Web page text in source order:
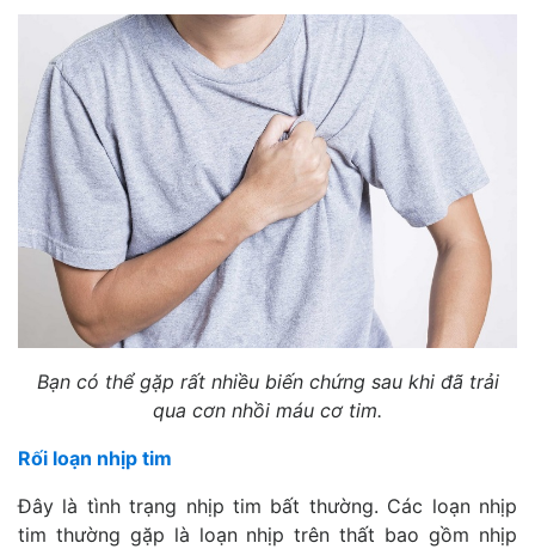
Bạn có thể gặp rất nhiều biến chứng sau khi đã trải
qua cơn nhồi máu cơ tim.
Rối loạn nhịp tim
Đây là tình trạng nhịp tim bất thường. Các loạn nhịp
tim thường gặp là loạn nhịp trên thất bao gồm nhịp